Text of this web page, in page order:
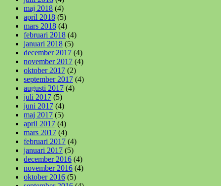
maj 2018 (4)
april 2018 (5)
mars 2018 (4)
februari 2018 (4)
januari 2018 (5)
december 2017 (4)
november 2017 (4)
oktober 2017 (2)
september 2017 (4)
augusti 2017 (4)
juli 2017 (5)
juni 2017 (4)
maj 2017 (5)
april 2017 (4)
mars 2017 (4)
februari 2017 (4)
januari 2017 (5)
december 2016 (4)
november 2016 (4)
oktober 2016 (5)